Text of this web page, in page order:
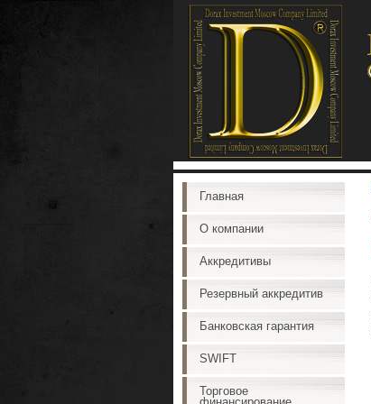
Главная
О компании
Аккредитивы
Резервный аккредитив
Банковская гарантия
SWIFT
Торговое